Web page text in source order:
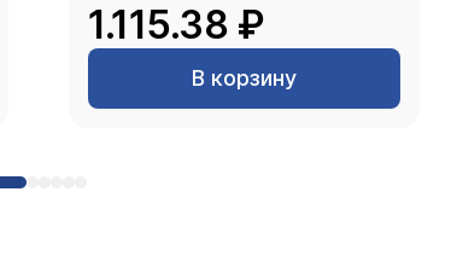
1.115.38 ₽
В корзину